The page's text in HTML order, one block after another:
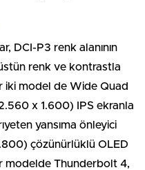
DCI-P3 renk alanının
renk ve kontrastla
iki model de Wide Quad
x 1.600) IPS ekranla
yansıma önleyici
çözünürlüklü OLED
modelde Thunderbolt 4,